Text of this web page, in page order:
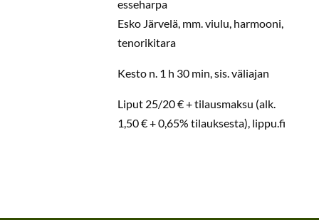
esseharpa
Esko Järvelä, mm. viulu, harmooni,
tenorikitara
Kesto n. 1 h 30 min, sis. väliajan
Liput 25/20 € + tilausmaksu (alk.
1,50 € + 0,65% tilauksesta), lippu.fi